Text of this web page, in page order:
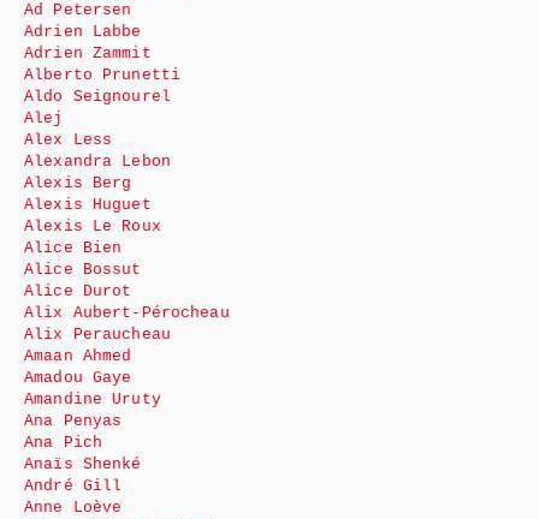
Ad Petersen
Adrien Labbe
Adrien Zammit
Alberto Prunetti
Aldo Seignourel
Alej
Alex Less
Alexandra Lebon
Alexis Berg
Alexis Huguet
Alexis Le Roux
Alice Bien
Alice Bossut
Alice Durot
Alix Aubert-Pérocheau
Alix Peraucheau
Amaan Ahmed
Amadou Gaye
Amandine Uruty
Ana Penyas
Ana Pich
Anaïs Shenké
André Gill
Anne Loève